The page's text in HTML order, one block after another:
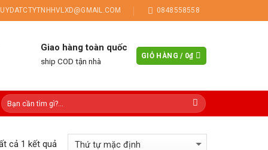
0848558558
Giao hàng toàn quốc
ship COD tận nhà
GIỎ HÀNG / 0₫
cả 1 kết quả